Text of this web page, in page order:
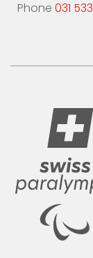
Phone 031